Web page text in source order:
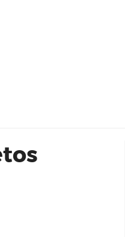
- DIRECIONAL